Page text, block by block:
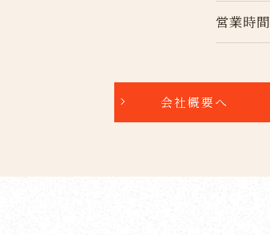
営業時間
会社概要へ